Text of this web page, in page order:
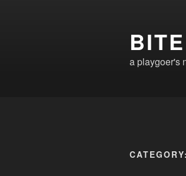
a playgoer's
CATEGORY: